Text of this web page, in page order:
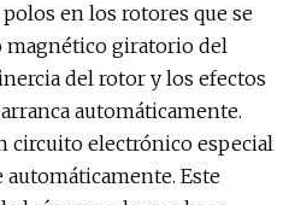
en los rotores que se
magnético giratorio del
del rotor y los efectos
automáticamente.
circuito electrónico especial
automáticamente. Este